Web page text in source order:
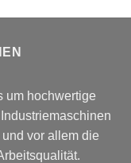
um hochwertige
vor allem die